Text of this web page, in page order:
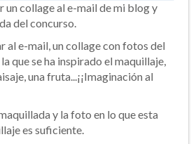
un collage al e-mail de mi blog y
del concurso.
al e-mail, un collage con fotos del
que se ha inspirado el maquillaje,
una fruta...¡¡Imaginación al
y la foto en lo que esta
es suficiente.